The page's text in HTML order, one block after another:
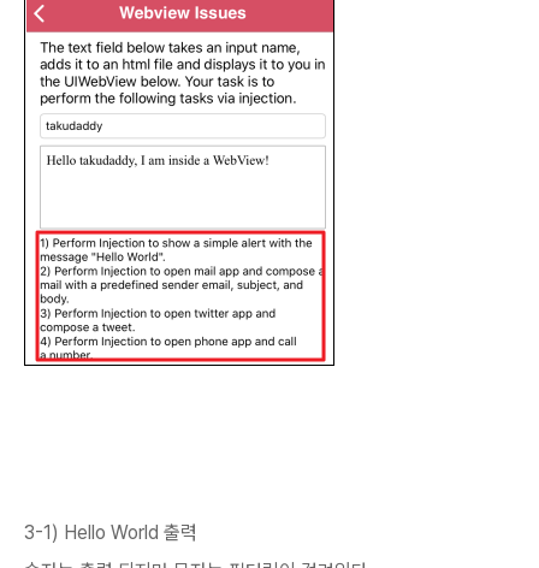
3-1) Hello World 출력